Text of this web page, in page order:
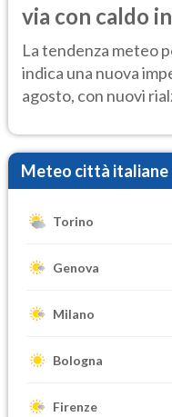
via con caldo
temporale
La tendenza meteo
indica una nuova
agosto, con nuovi
Meteo città italiane
Torino
Genova
Milano
Bologna
Firenze